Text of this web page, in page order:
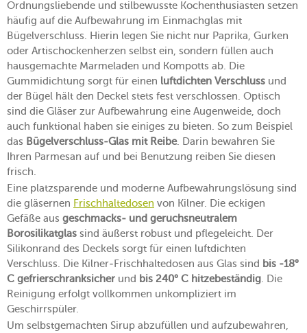
Ordnungsliebende und stilbewusste Kochenthusiasten setzen
häufig auf die Aufbewahrung im Einmachglas mit
Bügelverschluss. Hierin legen Sie nicht nur Paprika, Gurken
oder Artischockenherzen selbst ein, sondern füllen auch
hausgemachte Marmeladen und Kompotts ab. Die
Gummidichtung sorgt für einen luftdichten Verschluss und
der Bügel hält den Deckel stets fest verschlossen. Optisch
sind die Gläser zur Aufbewahrung eine Augenweide, doch
auch funktional haben sie einiges zu bieten. So zum Beispiel
das Bügelverschluss-Glas mit Reibe. Darin bewahren Sie
Ihren Parmesan auf und bei Benutzung reiben Sie diesen
frisch.
Eine platzsparende und moderne Aufbewahrungslösung sind
die gläsernen Frischhaltedosen von Kilner. Die eckigen
Gefäße aus geschmacks- und geruchsneutralem
Borosilikatglas sind äußerst robust und pflegeleicht. Der
Silikonrand des Deckels sorgt für einen luftdichten
Verschluss. Die Kilner-Frischhaltedosen aus Glas sind bis -18°
C gefrierschranksicher und bis 240° C hitzebeständig . Die
Reinigung erfolgt vollkommen unkompliziert im
Geschirrspüler.
Um selbstgemachten Sirup abzufüllen und aufzubewahren,